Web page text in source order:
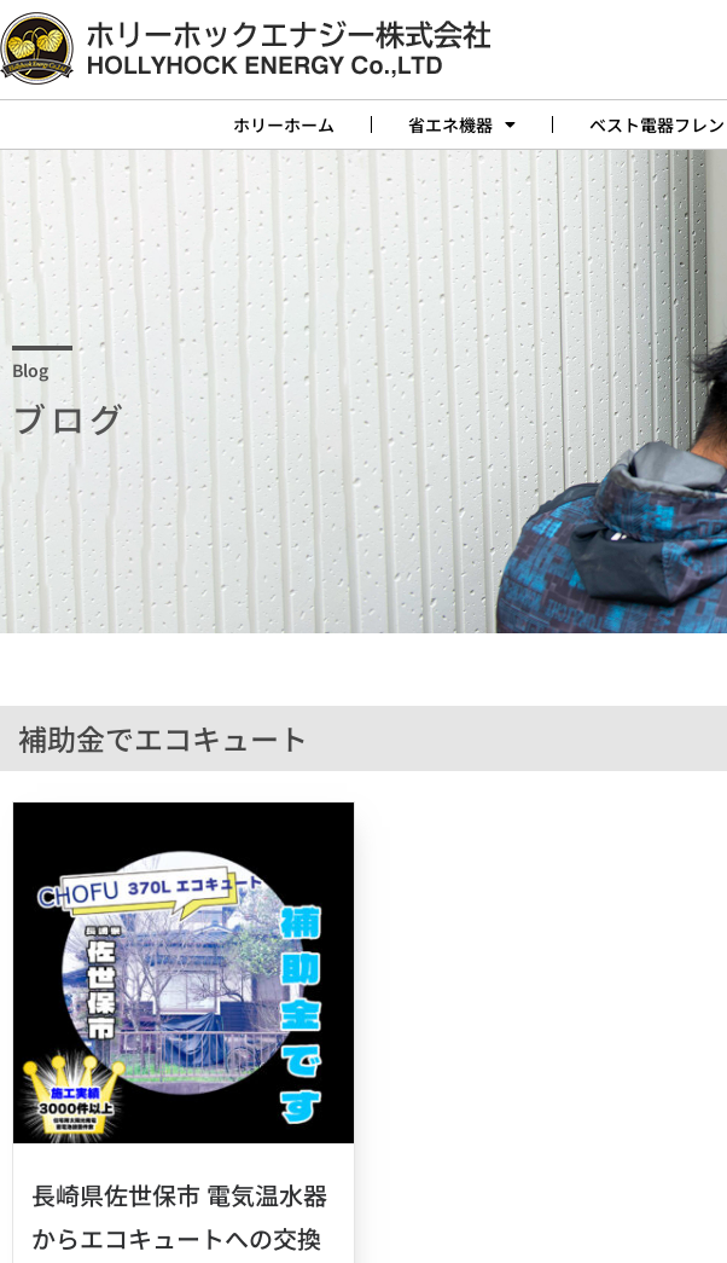
ホリーホーム 省エネ機器 ベスト電器フレ
Blog
ブログ
補助金でエコキュート
長崎県佐世保市 電気温水器
からエコキュートへの交換